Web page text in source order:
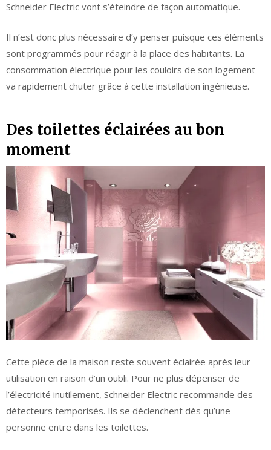
Schneider Electric vont s’éteindre de façon automatique.
Il n’est donc plus nécessaire d’y penser puisque ces éléments
sont programmés pour réagir à la place des habitants. La
consommation électrique pour les couloirs de son logement
va rapidement chuter grâce à cette installation ingénieuse.
Des toilettes éclairées au bon
moment
Cette pièce de la maison reste souvent éclairée après leur
utilisation en raison d’un oubli. Pour ne plus dépenser de
l’électricité inutilement, Schneider Electric recommande des
détecteurs temporisés. Ils se déclenchent dès qu’une
personne entre dans les toilettes.